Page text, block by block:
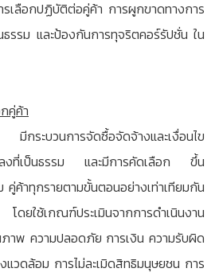
เลือกปฏิบัติต่อคู่ค้า การผูกขาดทางการ
ธรรม และป้องกันการทุจริตคอร์รัปชั่น ใน
คู่ค้า
กระบวนการจัดซื้อจัดจ้างและเงื่อนไข
ที่เป็นธรรม และมีการคัดเลือก ขึ้น
คู่ค้าทุกรายตามขั้นตอนอย่างเท่าเทียมกัน
ดยใช้เกณฑ์ประเมินจากการดำเนินงาน
าพ ความปลอดภัย การเงิน ความรับผิด
วดล้อม การไม่ละเมิดสิทธิมนุษยชน การ